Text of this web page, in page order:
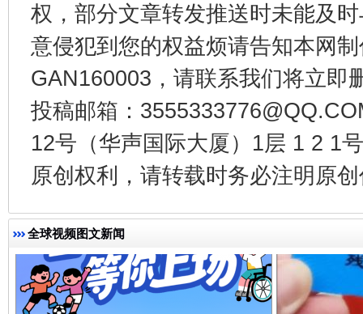
权，部分文章转发推送时未能及
意侵犯到您的权益烦请告知本网
GAN160003，请联系我们将立即
投稿邮箱：
12号（华声国际大厦）1层 1 2 1
原创权利，请转载时务必注明原
全球视频图文新闻
受贿1.44亿！段成刚被判无期 从幼
全民健身五年计划来了！等你上场